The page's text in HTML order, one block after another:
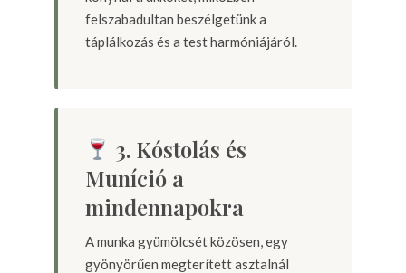
felszabadultan beszélgetünk a
táplálkozás és a test harmóniájáról.
3. Kóstolás és
Muníció a
mindennapokra
A munka gyümölcsét közösen, egy
gyönyörűen megterített asztalnál